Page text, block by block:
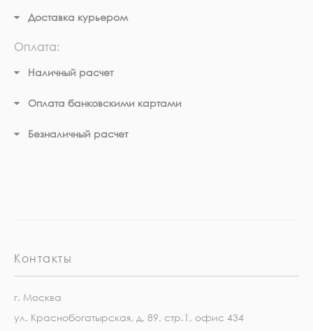
Доставка курьером
Оплата:
Наличный расчет
Оплата банковскими картами
Безналичный расчет
Контакты
г. Москва
ул. Краснобогатырская, д. 89, стр.1, офис 434